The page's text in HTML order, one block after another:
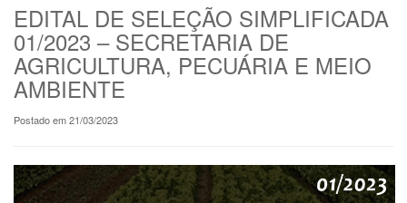
EDITAL DE SELEÇÃO SIMPLIFICADA
01/2023 – SECRETARIA DE
AGRICULTURA, PECUÁRIA E MEIO
AMBIENTE
Postado em 21/03/2023